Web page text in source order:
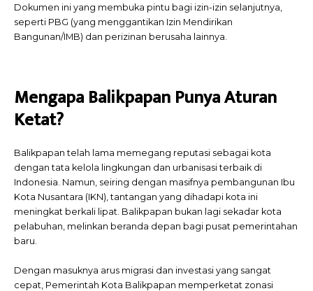
Dokumen ini yang membuka pintu bagi izin-izin selanjutnya,
seperti PBG (yang menggantikan Izin Mendirikan
Bangunan/IMB) dan perizinan berusaha lainnya.
Mengapa Balikpapan Punya Aturan
Ketat?
Balikpapan telah lama memegang reputasi sebagai kota
dengan tata kelola lingkungan dan urbanisasi terbaik di
Indonesia. Namun, seiring dengan masifnya pembangunan Ibu
Kota Nusantara (IKN), tantangan yang dihadapi kota ini
meningkat berkali lipat. Balikpapan bukan lagi sekadar kota
pelabuhan, melinkan beranda depan bagi pusat pemerintahan
baru.
Dengan masuknya arus migrasi dan investasi yang sangat
cepat, Pemerintah Kota Balikpapan memperketat zonasi